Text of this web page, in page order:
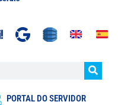
PORTAL DO SERVIDOR